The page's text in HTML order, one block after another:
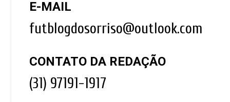
E-MAIL
futblogdosorriso@outlook.com
CONTATO DA REDAÇÃO
(31) 97191-1917